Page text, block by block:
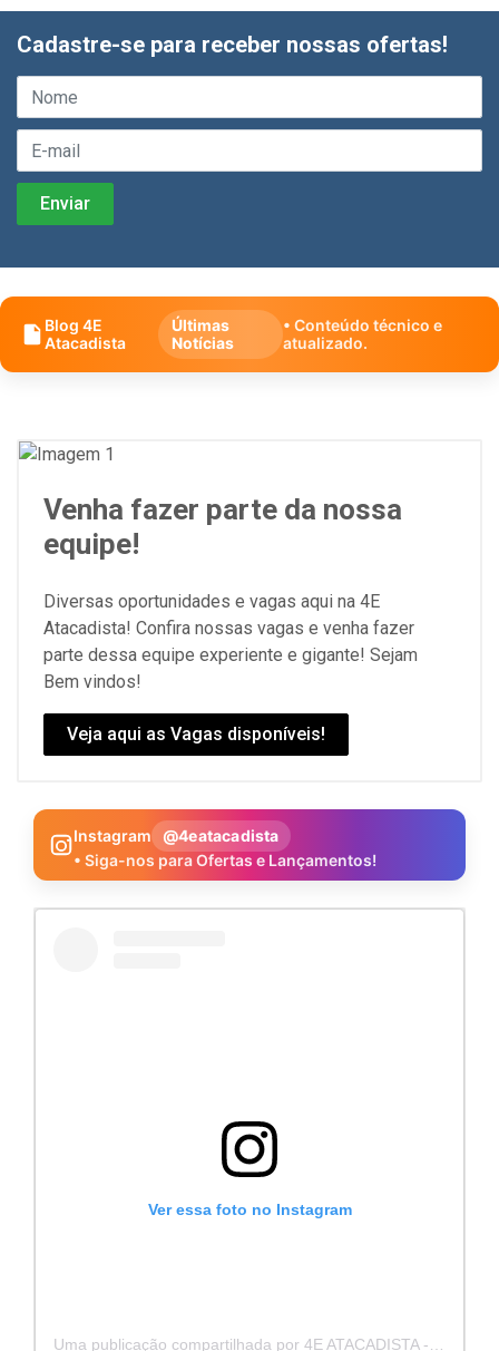
Cadastre-se para receber nossas ofertas!
Blog 4E
Atacadista
Últimas
Notícias
• Conteúdo técnico e
atualizado.
Venha fazer parte da nossa
equipe!
Diversas oportunidades e vagas aqui na 4E
Atacadista! Confira nossas vagas e venha fazer
parte dessa equipe experiente e gigante! Sejam
Bem vindos!
Veja aqui as Vagas disponíveis!
Instagram
@4eatacadista
• Siga-nos para Ofertas e Lançamentos!
Ver essa foto no Instagram